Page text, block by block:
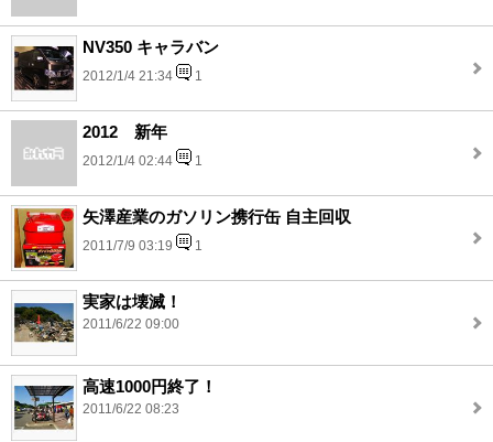
NV350 キャラバン
2012/1/4 21:34 1
2012 新年
2012/1/4 02:44 1
矢澤産業のガソリン携行缶 自主回収
2011/7/9 03:19 1
実家は壊滅！
2011/6/22 09:00
高速1000円終了！
2011/6/22 08:23